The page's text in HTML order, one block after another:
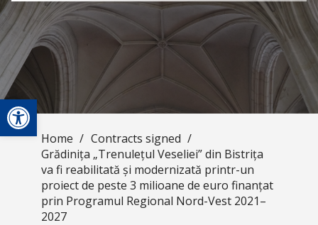
Open toolbar
Home / Contracts signed /
Grădinița „Trenulețul Veseliei” din Bistrița
va fi reabilitată și modernizată printr-un
proiect de peste 3 milioane de euro finanțat
prin Programul Regional Nord-Vest 2021–
2027